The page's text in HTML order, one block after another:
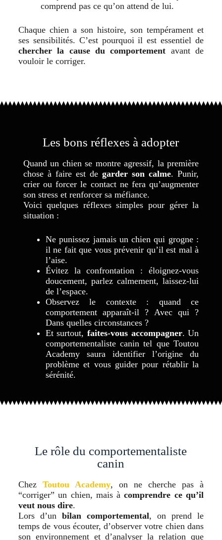
comprend pas ce qu’on attend de lui.
Chaque chien a son histoire, son tempérament et
ses sensibilités. C’est pourquoi il est essentiel de
chercher la cause du comportement avant de
vouloir le corriger.
Les bons réflexes à adopter
Quand un chien se montre agressif, la première
chose à faire est degarder son calme. Punir,
crier ou forcer le contact ne fera qu’augmenter
son stress et renforcer sa méfiance.
Voici quelques réflexes simples pour gérer la
situation :
Ne punissez jamais un chien qui grogne :
il ne fait que vous prévenir qu’il est mal à
l’aise.
Évitez la confrontation : éloignez-vous
doucement, parlez calmement, laissez-lui
de l’espace.
Observez le contexte : quand ce
comportement apparaît-il ? Avec qui ?
Dans quelles circonstances ?
Et surtout, faites-vous accompagner. Un
comportementaliste canin tel que Toutou
Academy saura identifier l’origine du
problème et vous guider pour rétablir la
sérénité.
Le rôle du comportementaliste
canin
Chez Toutou Academy, on ne cherche pas à
“corriger” un chien, mais àcomprendre ce qu’il
veut nous dire.
Lors d’un bilan comportemental, on prend le
temps de vous écouter, d’observer votre chien dans
son environnement et d’analyser la relation que